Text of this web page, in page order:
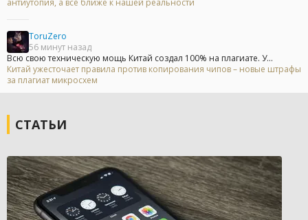
антиутопия, а всё ближе к нашей реальности
ToruZero
56 минут назад
Всю свою техническую мощь Китай создал 100% на плагиате. У...
Китай ужесточает правила против копирования чипов – новые штрафы
за плагиат микросхем
СТАТЬИ